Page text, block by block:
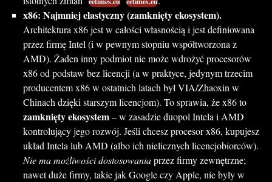
x86: Najmniej elastyczny (zamknięty ekosystem).
Architektura x86 jest w całości własnością i jest definiowana
przez firmę Intel (i w pewnym stopniu współtworzona z
AMD). Żaden inny podmiot nie może wdrożyć procesorów
x86 od podstaw bez licencji (a w praktyce, jedynym trzecim
producentem x86 w ostatnich latach był VIA/Zhaoxin w
Chinach dzięki starszym licencjom). To sprawia, że x86 to
zamknięty ekosystem– w zasadzie duopol Intela i AMD
kontrolujący jego rozwój. Jeśli chcesz procesor x86, kupujesz
układ Intela lub AMD (albo ich nielicznych licencjobiorców).
Nie ma możliwości dostosowaniaprzez firmy zewnętrzne;
nawet duże firmy, takie jak Google czy Apple, nie były w